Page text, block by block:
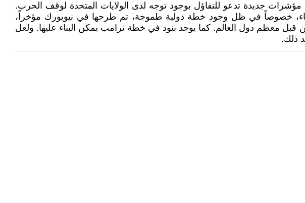
جديدة تدعو للتفاؤل بوجود توجه لدى الولايات المتحدة لوقف الحرب.
خصوصاً في ظل وجود خطة دولية طموحة، تم طرحها في نيويورك مؤخراً،
قبل معظم دول العالم. كما يوجد بنود في خطة ترامب يمكن البناء عليها. ولعل
ذلك.